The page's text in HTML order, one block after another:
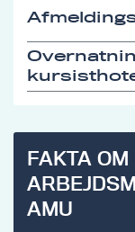
FAKTA OM
AMU